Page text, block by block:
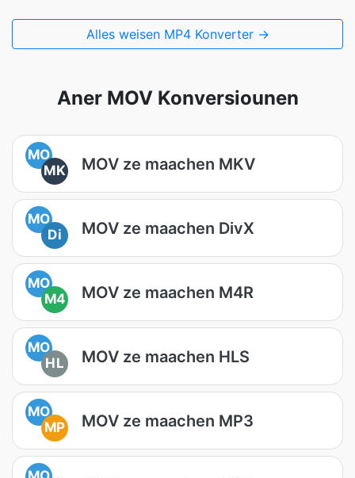
Alles weisen MP4 Konverter →
Aner MOV Konversiounen
MO
MK
MOV ze maachen MKV
MO
Di
MOV ze maachen DivX
MO
M4
MOV ze maachen M4R
MO
HL
MOV ze maachen HLS
MO
MP
MOV ze maachen MP3